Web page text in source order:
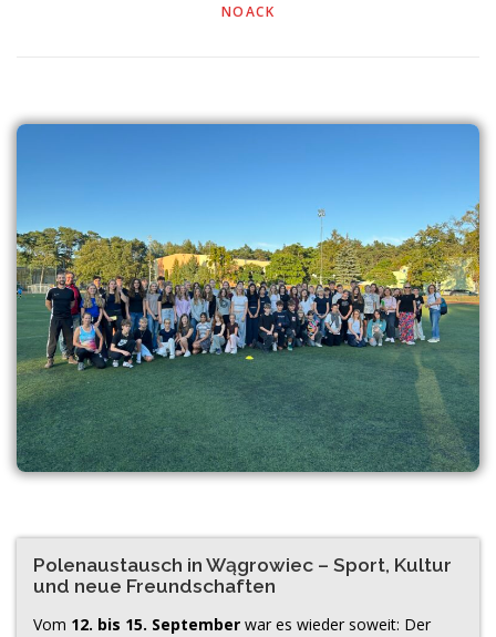
NOACK
Polenaustausch in Wągrowiec – Sport, Kultur
und neue Freundschaften
Vom 12. bis 15. September war es wieder soweit: Der